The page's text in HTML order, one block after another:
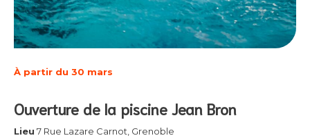
À partir du 30 mars
Ouverture de la piscine Jean Bron
Lieu 7 Rue Lazare Carnot, Grenoble